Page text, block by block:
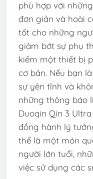
phù hợp với
đơn giản và hoài
tốt cho những
giảm bớt sự phụ
kiếm một thiết bị
cơ bản. Nếu bạn
sự yên tĩnh và
những thông báo
Duoqin Qin 3
đồng hành lý
thể là một món
người lớn tuổi,
việc sử dụng các